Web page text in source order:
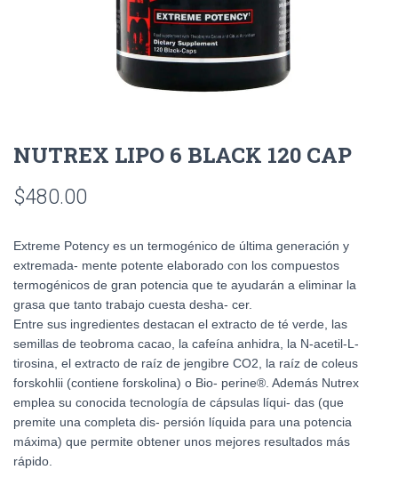
NUTREX LIPO 6 BLACK 120 CAP
$480.00
Extreme Potency es un termogénico de última generación y
extremada- mente potente elaborado con los compuestos
termogénicos de gran potencia que te ayudarán a eliminar la
grasa que tanto trabajo cuesta desha- cer.
Entre sus ingredientes destacan el extracto de té verde, las
semillas de teobroma cacao, la cafeína anhidra, la N-acetil-L-
tirosina, el extracto de raíz de jengibre CO2, la raíz de coleus
forskohlii (contiene forskolina) o Bio- perine®. Además Nutrex
emplea su conocida tecnología de cápsulas líqui- das (que
premite una completa dis- persión líquida para una potencia
máxima) que permite obtener unos mejores resultados más
rápido.